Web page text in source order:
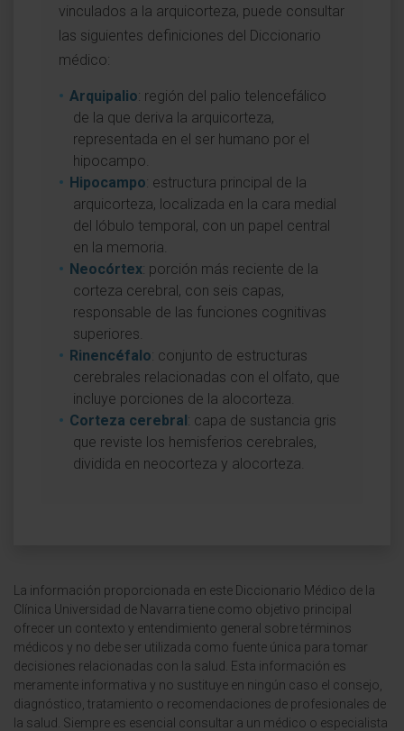
vinculados a la arquicorteza, puede consultar
las siguientes definiciones del Diccionario
médico:
Arquipalio: región del palio telencefálico
de la que deriva la arquicorteza,
representada en el ser humano por el
hipocampo.
Hipocampo: estructura principal de la
arquicorteza, localizada en la cara medial
del lóbulo temporal, con un papel central
en la memoria.
Neocórtex: porción más reciente de la
corteza cerebral, con seis capas,
responsable de las funciones cognitivas
superiores.
Rinencéfalo: conjunto de estructuras
cerebrales relacionadas con el olfato, que
incluye porciones de la alocorteza.
Corteza cerebral: capa de sustancia gris
que reviste los hemisferios cerebrales,
dividida en neocorteza y alocorteza.
La información proporcionada en este Diccionario Médico de la
Clínica Universidad de Navarra tiene como objetivo principal
ofrecer un contexto y entendimiento general sobre términos
médicos y no debe ser utilizada como fuente única para tomar
decisiones relacionadas con la salud. Esta información es
meramente informativa y no sustituye en ningún caso el consejo,
diagnóstico, tratamiento o recomendaciones de profesionales de
la salud. Siempre es esencial consultar a un médico o especialista